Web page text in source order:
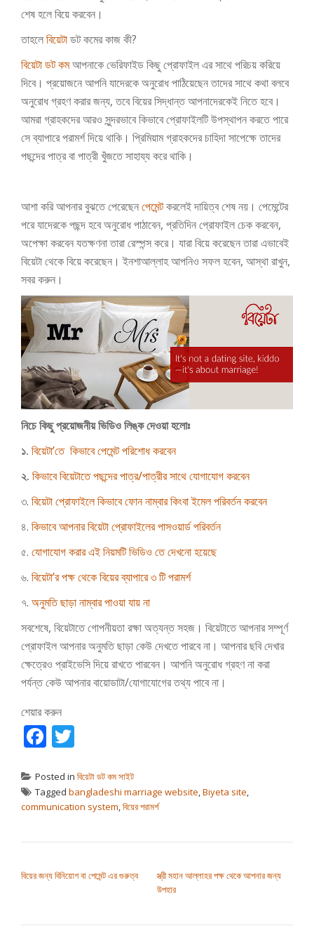
শেষ হলে বিয়ে করবেন।
তাহলেবিয়েটাডট কমের কাজ কী?
বিয়েটা ডট কমআপনাকে ভেরিফাইড কিছু প্রোফাইল এর সাথে পরিচয় করিয়ে
দিবে। প্রয়োজনে আপনি যাদেরকে অনুরোধ পাঠিয়েছেন তাদের সাথে কথা বলবে
অনুরোধ গ্রহণ করার জন্য, তবে বিয়ের সিদ্ধান্ত আপনাদেরকেই নিতে হবে।
আমরা গ্রাহকদের আরও সুন্দরভাবে কিভাবে প্রোফাইলটি উপস্থাপন করতে পারে
সে ব্যাপারে পরামর্শ দিয়ে থাকি। প্রিমিয়াম গ্রাহকদের চাহিদা সাপেক্ষে তাদের
পছন্দের পাত্র বা পাত্রী খুঁজতে সাহায্য করে থাকি।
আশা করি আপনার বুঝতে পেরেছেনপেমেন্টকরলেই দায়িত্ব শেষ নয়। পেমেন্টের
পরে যাদেরকে পছন্দ হবে অনুরোধ পাঠাবেন, প্রতিদিন প্রোফাইল চেক করবেন,
অপেক্ষা করবেন যতক্ষণনা তারা রেস্পন্স করে। যারা বিয়ে করেছেন তারা এভাবেই
বিয়েটা থেকে বিয়ে করেছেন। ইনশাআল্লাহ আপনিও সফল হবেন, আস্থা রাখুন,
সবর করুন।
নিচে কিছু প্রয়োজনীয় ভিডিও লিঙ্ক দেওয়া হলোঃ
১. বিয়েটা’তে কিভাবে পেমেন্ট পরিশোধ করবেন
২. কিভাবে বিয়েটাতে পছন্দের পাত্র/পাত্রীর সাথে যোগাযোগ করবেন
৩. বিয়েটা প্রোফাইলে কিভাবে ফোন নাম্বার কিংবা ইমেল পরিবর্তন করবেন
৪. কিভাবে আপনার বিয়েটা প্রোফাইলের পাসওয়ার্ড পরিবর্তন
৫. যোগাযোগ করার এই নিয়মটি ভিডিও তে দেখনো হয়েছে
৬. বিয়েটা’র পক্ষ থেকে বিয়ের ব্যাপারে ৩ টি পরামর্শ
৭. অনুমতি ছাড়া নাম্বার পাওয়া যায় না
সবশেষে, বিয়েটাতে গোপনীয়তা রক্ষা অত্যন্ত সহজ। বিয়েটাতে আপনার সম্পূর্ণ
প্রোফাইল আপনার অনুমতি ছাড়া কেউ দেখতে পারবে না। আপনার ছবি দেখার
ক্ষেত্রেও প্রাইভেসি দিয়ে রাখতে পারবেন। আপনি অনুরোধ গ্রহণ না করা
পর্যন্ত কেউ আপনার বায়োডাটা/যোগাযোগের তথ্য পাবে না।
শেয়ার করুন
Facebook
Posted in বিয়েটা ডট কম সাইট
Tagged bangladeshi marriage website,Biyeta site,
communication system,বিয়ের পরামর্শ
বিয়ের জন্য বিনিয়োগ বা পেমেন্ট এর গুরুত্ব
স্ত্রী মহান আল্লাহর পক্ষ থেকে আপনার জন্য
উপহার